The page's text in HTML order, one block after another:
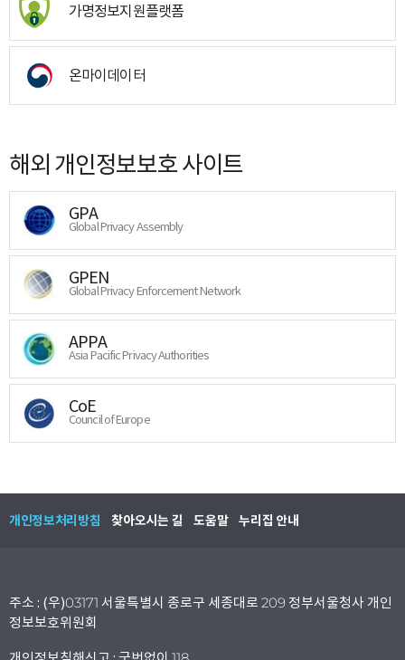
가명정보지원플랫폼
온마이데이터
해외 개인정보보호 사이트
GPA
Global Privacy Assembly
GPEN
Global Privacy Enforcement Network
APPA
Asia Pacific Privacy Authorities
CoE
Council of Europe
개인정보처리방침 찾아오시는 길 도움말 누리집 안내
주소 : (우)03171 서울특별시 종로구 세종대로 209 정부서울청사 개인
정보보호위원회